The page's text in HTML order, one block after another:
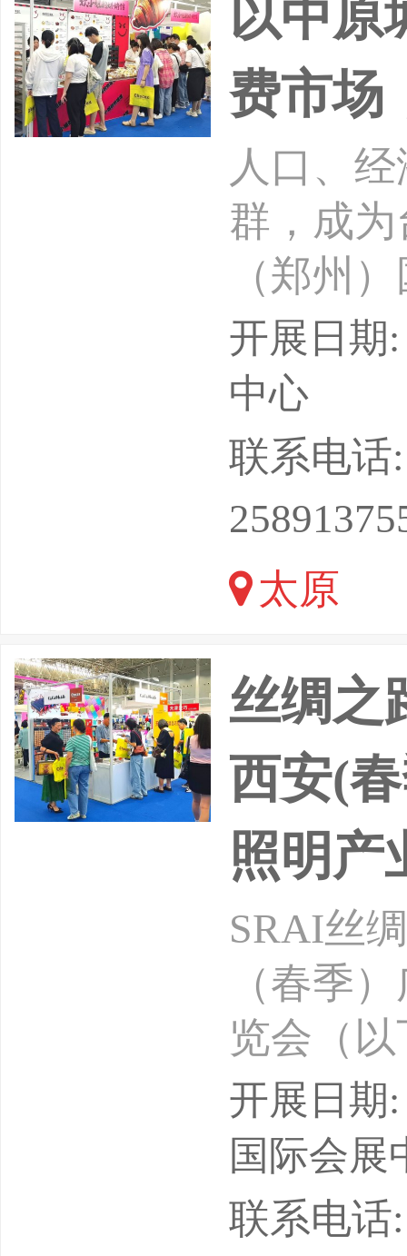
以中原
费市场
人口、
群，成
（郑州
台球产业
馆：郑州
原·贸全
馆）展商
开展日期
中心
联系电话
太原
丝绸之
西安(
照明产
SRAI丝
（春季
览会（
展作为
安、辐
西安、
开展日期
国际会展
联系电话